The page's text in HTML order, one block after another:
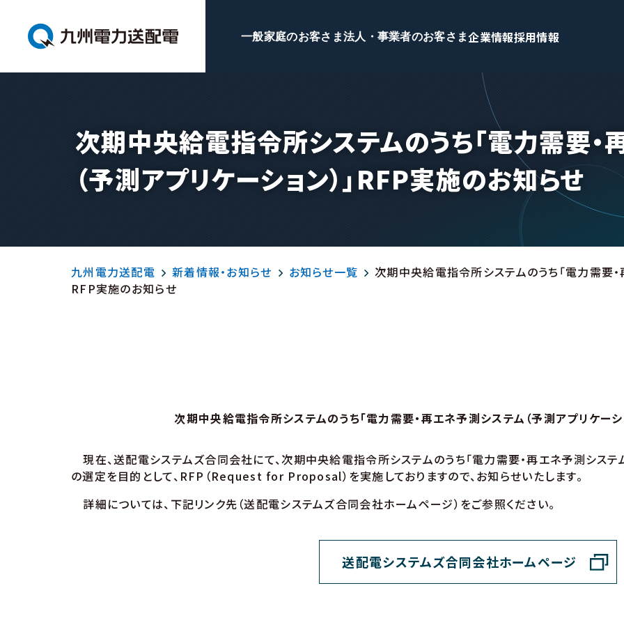
一般家庭のお客さま法人・事業者のお客さま企業情報採用情報
次期中央給電指令所システムのうち「電力需要・
（予測アプリケーション）」RFP実施のお知らせ
九州電力送配電 新着情報・お知らせ お知らせ一覧
次期中央給電指令所システムのうち「電力需要・
RFP実施のお知らせ
次期中央給電指令所システムのうち「電力需要・再エネ予測システム（予測アプリケーシ
現在、送配電システムズ合同会社にて、次期中央給電指令所システムのうち「電力需要・再エネ予測システ
の選定を目的として、RFP（Request for Proposal）を実施しておりますので、お知らせいたします。
詳細については、下記リンク先（送配電システムズ合同会社ホームページ）をご参照ください。
送配電システムズ合同会社ホームページ